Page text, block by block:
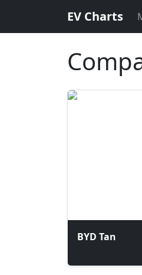
EV Charts
BYD Tan